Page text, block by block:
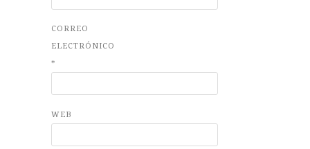
CORREO
ELECTRÓNICO
*
WEB